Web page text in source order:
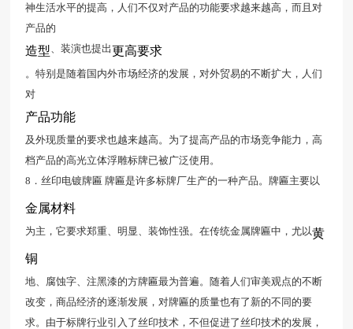
神生活水平的提高，人们不仅对产品的功能要求越来越高，而且对
产品的
造型 、装演也提出更高要求
。特别是随着国内外市场经济的发展，对外贸易的不断扩大，人们
对
产品功能
及外现质量的要求也越来越高。为了提高产品的市场竞争能力，高
档产品的高光立体浮雕标牌已被广泛使用。
8．丝印电镀牌匾 牌匾是许多标牌厂生产的一种产品。牌匾主要以
金属材料
为主，它要求郑重、明显、装饰性强。在传统金属牌匾中，尤以黄
铜
地、腐蚀字、注黑漆的方牌匾最为普遍。随着人们审美观点的不断
改变，商品经济的逐渐发展，对牌匾的质量也有了新的不同的要
求。由于标牌行业引入了丝印技术，不但促进了丝印技术的发展，